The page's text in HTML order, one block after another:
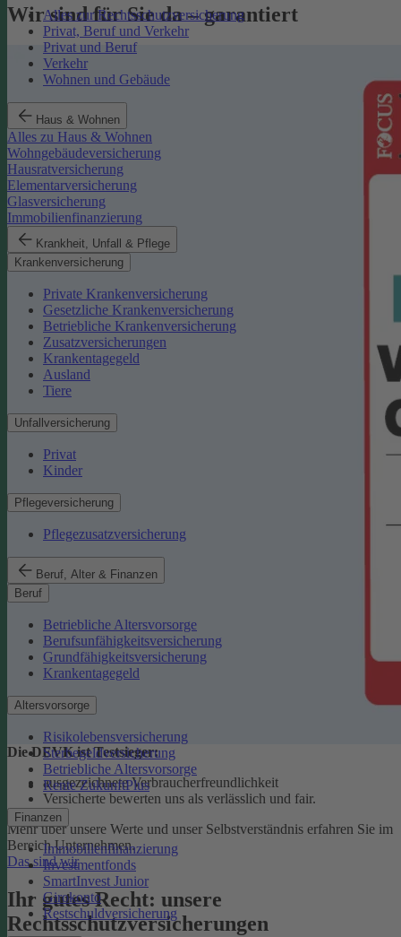
Alles zur Rechtsschutzversicherung
Privat, Beruf und Verkehr
Privat und Beruf
Verkehr
Wohnen und Gebäude
Haus & Wohnen
Alles zu Haus & Wohnen
Wohngebäudeversicherung
Hausratversicherung
Elementarversicherung
Glasversicherung
Immobilienfinanzierung
Krankheit, Unfall & Pflege
Krankenversicherung
Private Krankenversicherung
Gesetzliche Krankenversicherung
Betriebliche Krankenversicherung
Zusatzversicherungen
Krankentagegeld
Ausland
Tiere
Unfallversicherung
Privat
Kinder
Pflegeversicherung
Pflegezusatzversicherung
Beruf, Alter & Finanzen
Beruf
Betriebliche Altersvorsorge
Berufsunfähigkeitsversicherung
Grundfähigkeitsversicherung
Krankentagegeld
Altersvorsorge
Risikolebensversicherung
Sterbegeldversicherung
Betriebliche Altersvorsorge
Rente ZukunftPlus
Finanzen
Immobilienfinanzierung
Investmentfonds
SmartInvest Junior
Girokonto
Restschuldversicherung
Wir sind für Sie da – garantiert
Die DEVK ist Testsieger:
ausgezeichnete Verbraucherfreundlichkeit
Versicherte bewerten uns als verlässlich und fair.
Mehr über unsere Werte und unser Selbstverständnis erfahren Sie im
Bereich Unternehmen.
Das sind wir
Ihr gutes Recht: unsere
Rechtsschutzversicherungen